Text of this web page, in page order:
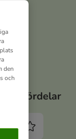
Dina fördelar
den
och